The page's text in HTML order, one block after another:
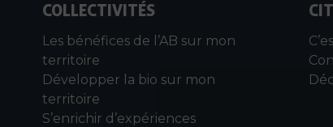
COLLECTIVITÉS
Les bénéfices de l’AB sur mon
territoire
Développer la bio sur mon
territoire
S’enrichir d’expériences